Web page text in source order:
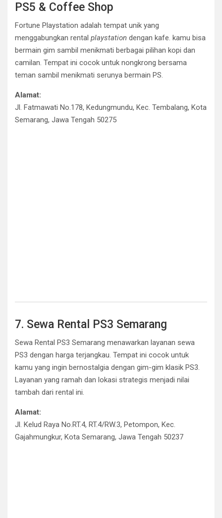
PS5 & Coffee Shop
Fortune Playstation adalah tempat unik yang
menggabungkan rental playstation dengan kafe. kamu bisa
bermain gim sambil menikmati berbagai pilihan kopi dan
camilan. Tempat ini cocok untuk nongkrong bersama
teman sambil menikmati serunya bermain PS.
Alamat:
Jl. Fatmawati No.178, Kedungmundu, Kec. Tembalang, Kota
Semarang, Jawa Tengah 50275
7. Sewa Rental PS3 Semarang
Sewa Rental PS3 Semarang menawarkan layanan sewa
PS3 dengan harga terjangkau. Tempat ini cocok untuk
kamu yang ingin bernostalgia dengan gim-gim klasik PS3.
Layanan yang ramah dan lokasi strategis menjadi nilai
tambah dari rental ini.
Alamat:
Jl. Kelud Raya No.RT.4, RT.4/RW.3, Petompon, Kec.
Gajahmungkur, Kota Semarang, Jawa Tengah 50237